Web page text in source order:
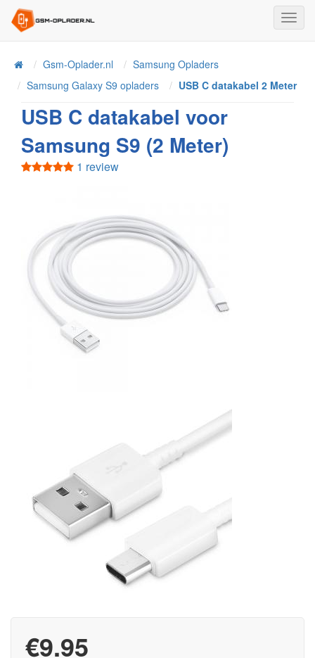
HomeGsm-Oplader.nl
Samsung Opladers
Samsung Galaxy S9 opladers
USB C datakabel 2 Meter
USB C datakabel voor
Samsung S9 (2 Meter)
1 review
€9.95